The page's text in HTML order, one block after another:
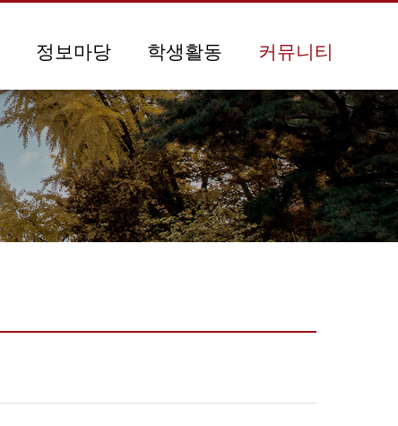
정보마당 학생활동 커뮤니티